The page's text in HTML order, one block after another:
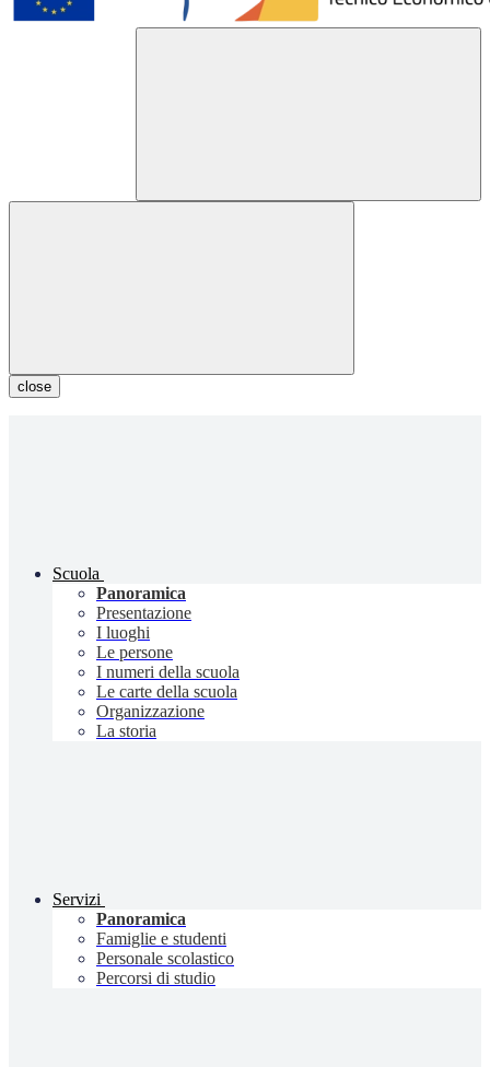
close
Scuola
Panoramica
Presentazione
I luoghi
Le persone
I numeri della scuola
Le carte della scuola
Organizzazione
La storia
Servizi
Panoramica
Famiglie e studenti
Personale scolastico
Percorsi di studio